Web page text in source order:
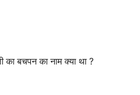
का बचपन का नाम क्या था ?